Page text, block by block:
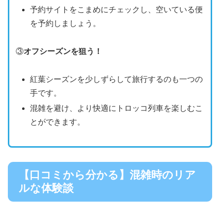
予約サイトをこまめにチェックし、空いている便
を予約しましょう。
③オフシーズンを狙う！
紅葉シーズンを少しずらして旅行するのも一つの
手です。
混雑を避け、より快適にトロッコ列車を楽しむこ
とができます。
【口コミから分かる】混雑時のリア
ルな体験談